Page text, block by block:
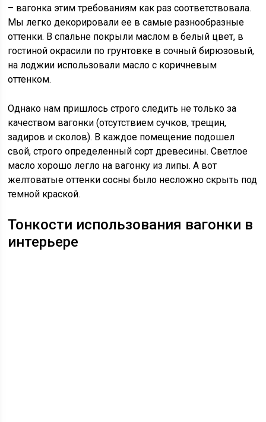
– вагонка этим требованиям как раз соответствовала.
Мы легко декорировали ее в самые разнообразные
оттенки. В спальне покрыли маслом в белый цвет, в
гостиной окрасили по грунтовке в сочный бирюзовый,
на лоджии использовали масло с коричневым
оттенком.
Однако нам пришлось строго следить не только за
качеством вагонки (отсутствием сучков, трещин,
задиров и сколов). В каждое помещение подошел
свой, строго определенный сорт древесины. Светлое
масло хорошо легло на вагонку из липы. А вот
желтоватые оттенки сосны было несложно скрыть под
темной краской.
Тонкости использования вагонки в
интерьере